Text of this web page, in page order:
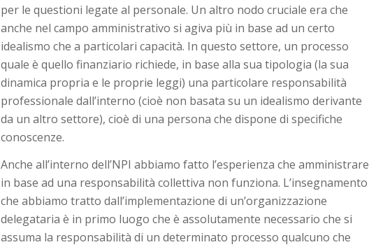
per le questioni legate al personale. Un altro nodo cruciale era che
anche nel campo amministrativo si agiva più in base ad un certo
idealismo che a particolari capacità. In questo settore, un processo
quale è quello finanziario richiede, in base alla sua tipologia (la sua
dinamica propria e le proprie leggi) una particolare responsabilità
professionale dall’interno (cioè non basata su un idealismo derivante
da un altro settore), cioè di una persona che dispone di specifiche
conoscenze.
Anche all’interno dell’NPI abbiamo fatto l’esperienza che amministrare
in base ad una responsabilità collettiva non funziona. L’insegnamento
che abbiamo tratto dall’implementazione di un’organizzazione
delegataria è in primo luogo che è assolutamente necessario che si
assuma la responsabilità di un determinato processo qualcuno che